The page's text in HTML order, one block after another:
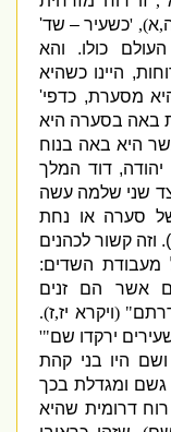
), 'כשעיר – שד'
כולו.והא
,היינו כשהיא
מסערת,כדפי'
בסערה היא
היא באה בנוח
,דוד המלך
שני שלמה עשה
סערה או נחת
קשור לכהנים
השדים:
אשר הם זנים
" (ויקרא יז ז).
ירקדו שם"'
היו בני קהת
ומגדלת בכך
דרומית שהיא